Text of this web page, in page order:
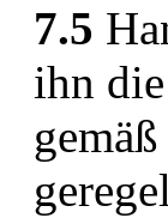
7.5
ihn